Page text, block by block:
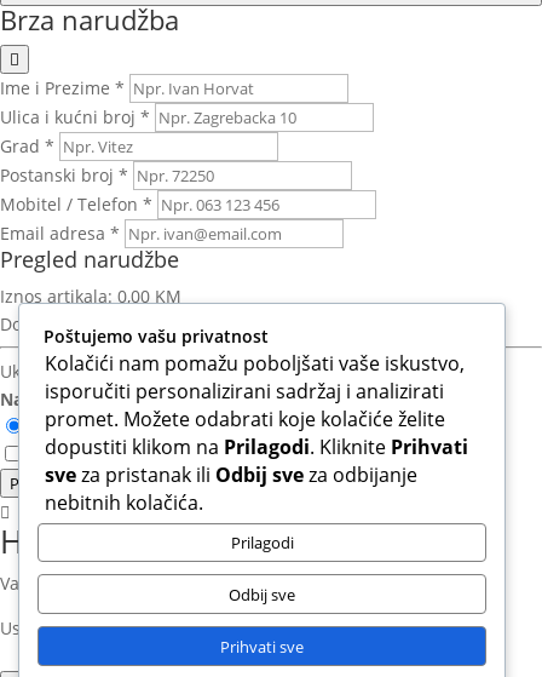
Brza narudžba
Ime i Prezime *
Ulica i kućni broj *
Grad *
Postanski broj *
Mobitel / Telefon *
Email adresa *
Pregled narudžbe
Iznos artikala: 0,00 KM
Dostava:
Izračun nakon unosa adrese
Ukupno za platiti: 0,00 KM
Način plaćanja:
Otkupnina (Plaćanje pouzećem)
Slažem se s Uvjetima korištenja i Politikom privatnosti.*
Potvrdi narudzbu
Hvala na povjerenju!
Vaša narudžba je uspješno zaprimljena.
Uskoro ćete na email dobiti potvrdu sa svim detaljima.
Poštujemo vašu privatnost
Kolačići nam pomažu poboljšati vaše iskustvo,
isporučiti personalizirani sadržaj i analizirati
promet. Možete odabrati koje kolačiće želite
dopustiti klikom na Prilagodi. Kliknite Prihvati
sveza pristanak ili Odbij sveza odbijanje
nebitnih kolačića.
Prilagodi
Odbij sve
Prihvati sve